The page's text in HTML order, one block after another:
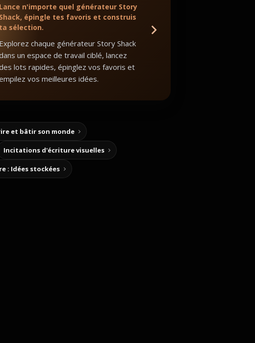
Lance n'importe quel générateur Story
Shack, épingle tes favoris et construis
ta sélection.
Explorez chaque générateur Story Shack
un espace de travail ciblé, lancez
lots rapides, épinglez vos favoris et
vos meilleures idées.
et bâtir son monde
Incitations d'écriture visuelles
: Idées stockées